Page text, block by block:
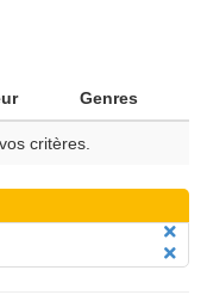
Genres
critères.